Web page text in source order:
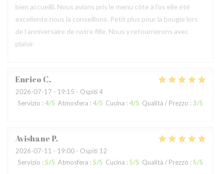
bien accueilli. Nous avions pris le menu côte à l’os elle été
excellente nous la conseillons. Petit plus pour la bougie lors
de l anniversaire de notre fille. Nous y retournerons avec
plaisir.
Enrico C
2026-07-17 - 19:15 - Ospiti 4
Servizio : 4/5 Atmosfera : 4/5 Cucina : 4/5 Qualità / Prezzo : 3/5
AvishaneP
2026-07-11 - 19:00 - Ospiti 12
Servizio : 5/5 Atmosfera : 5/5 Cucina : 5/5 Qualità / Prezzo : 5/5